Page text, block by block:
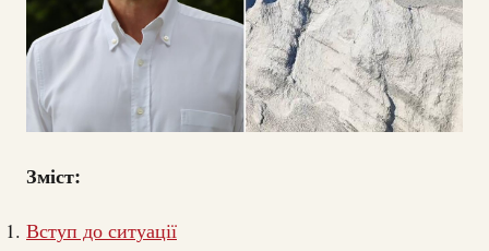
Зміст:
Вступ до ситуації